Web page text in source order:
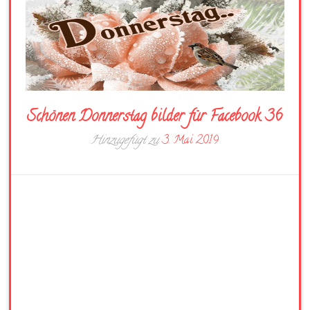
Schönen Donnerstag bilder für Facebook 36
Hinzugefügt zu3. Mai 2019